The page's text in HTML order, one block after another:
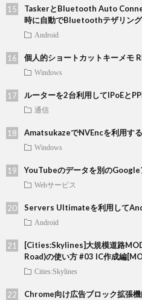
TaskerとBluetooth Auto
時に自動でBluetoothテザリン
Android
個人的ショートカットキーメモ
Windows
ルーターを2台利用してIPoEと
通信
AmatsukazeでNVEncを利用する
Windows
YouTubeのデータを別のGoogle
Webサービス
Servers Ultimateを利用して
Android
[Cities:Skylines]大規模道路
Road)の使い方 #03 IC作成編
Cities:Skylines
Chrome向け広告ブロック拡張